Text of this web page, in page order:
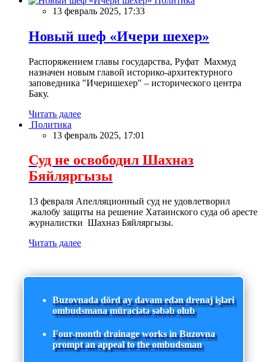
13 февраль 2025, 17:33
Новый шеф «Ичери шехер»
Распоряжением главы государства, Руфат Махмуд
назначен новым главой историко-архитектурного
заповедника "Ичеришехер" – исторического центра
Баку.
Читать далее
Политика
13 февраль 2025, 17:01
Суд не освободил Шахназ
Бяйляргызы
13 февраля Апелляционный суд не удовлетворил
жалобу защиты на решение Хатаинского суда об аресте
журналистки Шахназ Бяйляргызы.
Читать далее
Buzovnada dörd ay davam edən drenaj işləri
ombudsmana müraciətə səbəb olub
Four-month drainage works in Buzovna
prompt an appeal to the ombudsman